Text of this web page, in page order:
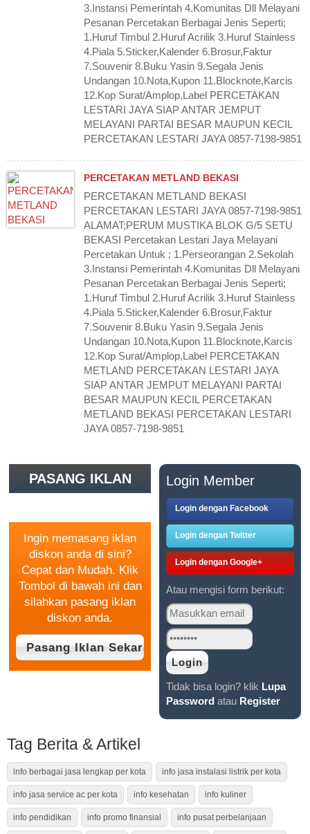
3.Instansi Pemerintah 4.Komunitas Dll Melayani
Pesanan Percetakan Berbagai Jenis Seperti;
1.Huruf Timbul 2.Huruf Acrilik 3.Huruf Stainless
4.Piala 5.Sticker,Kalender 6.Brosur,Faktur
7.Souvenir 8.Buku Yasin 9.Segala Jenis
Undangan 10.Nota,Kupon 11.Blocknote,Karcis
12.Kop Surat/Amplop,Label PERCETAKAN
LESTARI JAYA SIAP ANTAR JEMPUT
MELAYANI PARTAI BESAR MAUPUN KECIL
PERCETAKAN LESTARI JAYA 0857-7198-9851
PERCETAKAN METLAND BEKASI
PERCETAKAN METLAND BEKASI
PERCETAKAN LESTARI JAYA 0857-7198-9851
ALAMAT;PERUM MUSTIKA BLOK G/5 SETU
BEKASI Percetakan Lestari Jaya Melayani
Percetakan Untuk ; 1.Perseorangan 2.Sekolah
3.Instansi Pemerintah 4.Komunitas Dll Melayani
Pesanan Percetakan Berbagai Jenis Seperti;
1.Huruf Timbul 2.Huruf Acrilik 3.Huruf Stainless
4.Piala 5.Sticker,Kalender 6.Brosur,Faktur
7.Souvenir 8.Buku Yasin 9.Segala Jenis
Undangan 10.Nota,Kupon 11.Blocknote,Karcis
12.Kop Surat/Amplop,Label PERCETAKAN
METLAND PERCETAKAN LESTARI JAYA
SIAP ANTAR JEMPUT MELAYANI PARTAI
BESAR MAUPUN KECIL PERCETAKAN
METLAND BEKASI PERCETAKAN LESTARI
JAYA 0857-7198-9851
PASANG IKLAN
Ingin memasang iklan
diskon anda di sini?
Cepat dan Mudah. Klik
Tombol di bawah ini dan
silahkan pasang iklan
diskon anda.
Login Member
Login dengan Facebook
Login dengan Twitter
Login dengan Google+
Atau mengisi form berikut:
Tidak bisa login? klik Lupa
Password atau Register
Tag Berita & Artikel
info berbagai jasa lengkap per kota info jasa instalasi listrik per kota
info jasa service ac per kota info kesehatan info kuliner
info pendidikan info promo finansial info pusat perbelanjaan